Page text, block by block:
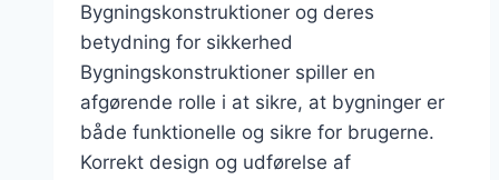
Bygningskonstruktioner og deres
betydning for sikkerhed
Bygningskonstruktioner spiller en
afgørende rolle i at sikre, at bygninger er
både funktionelle og sikre for brugerne.
Korrekt design og udførelse af